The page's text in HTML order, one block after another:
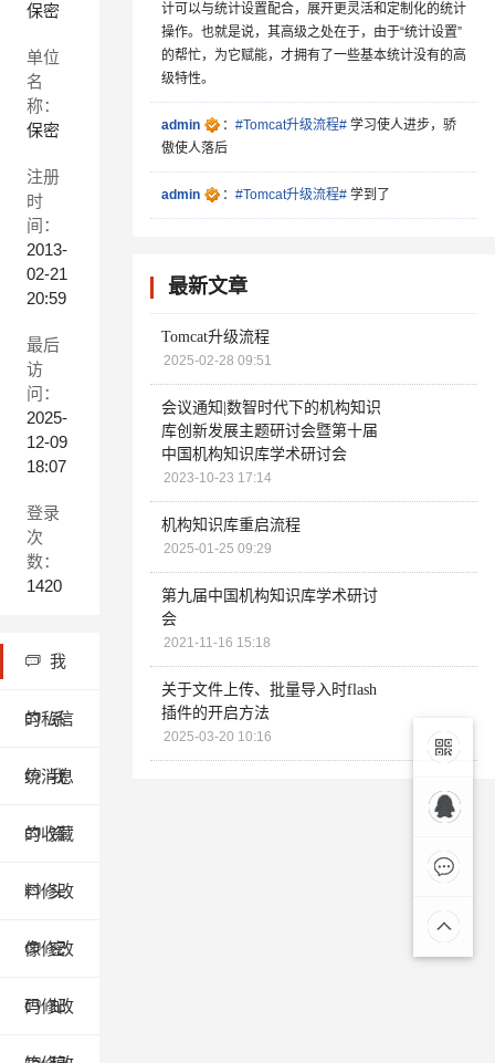
微信联
商务合作
在线留
保密
单位
名
称：
保密
注册
时
间：
2013-
02-21
20:59
最后
访
问：
2025-
12-09
18:07
登录
次
数：
1420
我
的私信
系
统消息
我
的收藏
资
料修改
头
像修改
密
码修改
邮
计可以与统计设置配合，展开更灵活和定制化的统计
操作。也就是说，其高级之处在于，由于“统计设置”
的帮忙，为它赋能，才拥有了一些基本统计没有的高
级特性。
admin ： #Tomcat升级流程#学习使人进步，骄
傲使人落后
admin ： #Tomcat升级流程#学到了
最新文章
Tomcat升级流程
2025-02-28 09:51
会议通知|数智时代下的机构知识
库创新发展主题研讨会暨第十届
中国机构知识库学术研讨会
2023-10-23 17:14
机构知识库重启流程
2025-01-25 09:29
第九届中国机构知识库学术研讨
会
2021-11-16 15:18
关于文件上传、批量导入时flash
插件的开启方法
2025-03-20 10:16